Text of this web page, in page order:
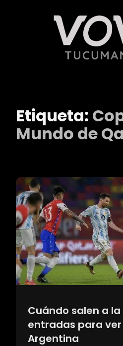
Etiqueta:
Mundo de
Cuándo salen a
entradas para ver
Argentina